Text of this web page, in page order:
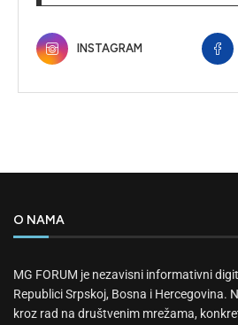
INSTAGRAM
O NAMA
MG FORUM je nezavisni informativni
Republici Srpskoj, Bosna i Hercegovina.
kroz rad na društvenim mrežama,